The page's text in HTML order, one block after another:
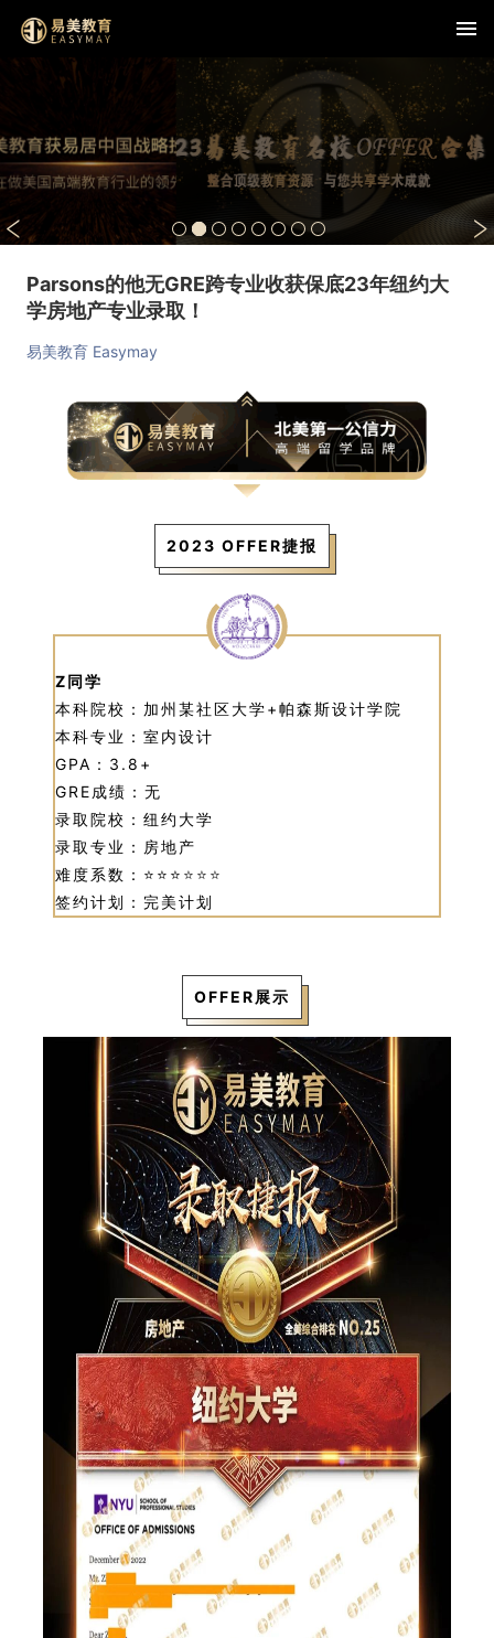
Parsons的他无GRE跨专业收获保底23年纽约大
学房地产专业录取！
易美教育 Easymay
2023 OFFER捷报
Z同学
本科院校：加州某社区大学+帕森斯设计学院
本科专业：室内设计
GPA：3.8+
GRE成绩：无
录取院校：纽约大学
录取专业：房地产
难度系数：⭐⭐⭐ ⭐ ⭐ ⭐
签约计划：完美计划
OFFER展示